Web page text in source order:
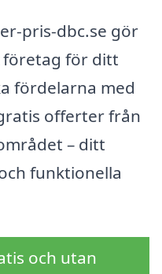
pris-dbc.se gör
för ditt
fördelarna med
offerter från
– ditt
funktionella
och utan